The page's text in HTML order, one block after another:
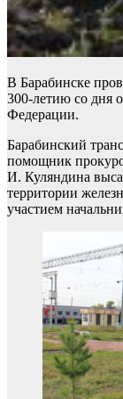
В Барабинске
300-летию со дня
Федерации.
Барабинский
помощник
И. Куляндина
территории
участием